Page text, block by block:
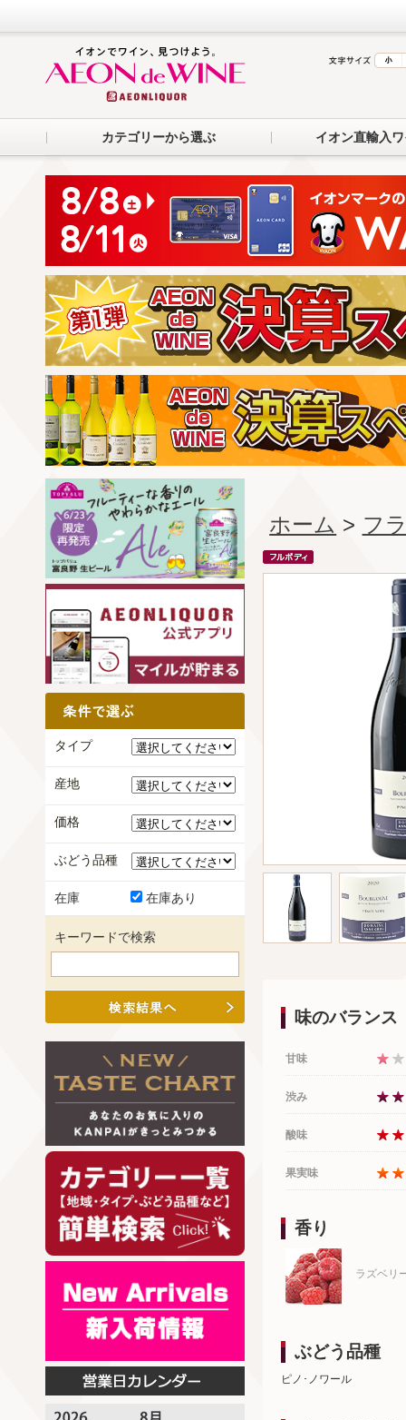
カテゴリーから選ぶ イオン直輸入
ホーム > フ
味のバランス
甘味
渋み
酸味
果実味
香り
ラズベリ
ぶどう品種
ピノ･ノワール
タイプ
産地
価格
ぶどう品種
在庫 在庫あり
キーワードで検索